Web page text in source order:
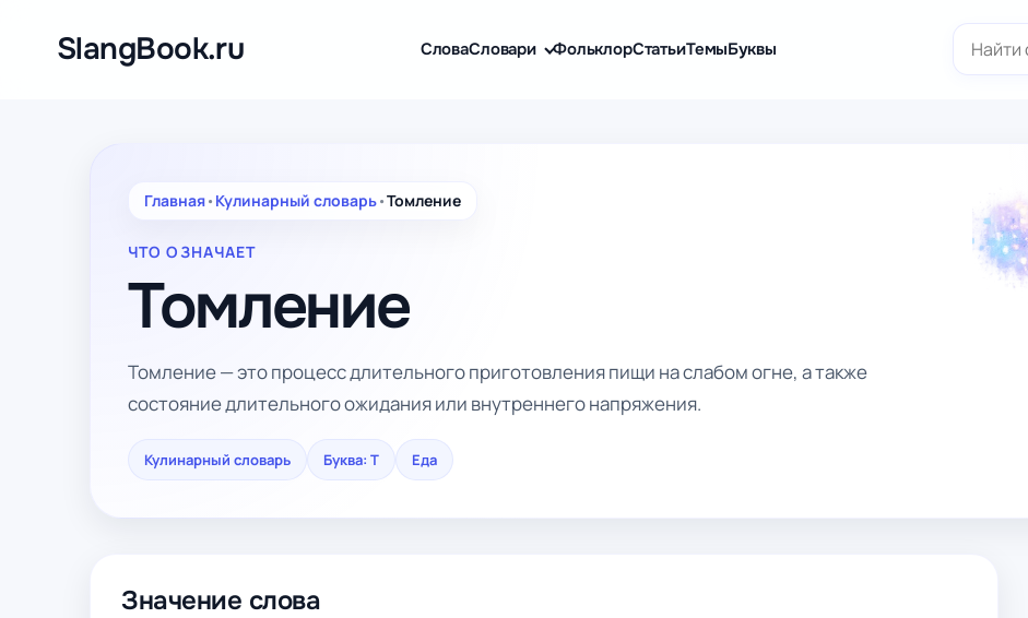
содержимомуSlangBook.ru СловаСловари ФольклорСтатьиТемыБуквы
Главная• Кулинарный словарь•Томление
ЧТО ОЗНАЧАЕТ
Томление
Томление — это процесс длительного приготовления пищи на слабом огне, а также
состояние длительного ожидания или внутреннего напряжения.
Кулинарный словарь Буква: Т Еда
Значение слова